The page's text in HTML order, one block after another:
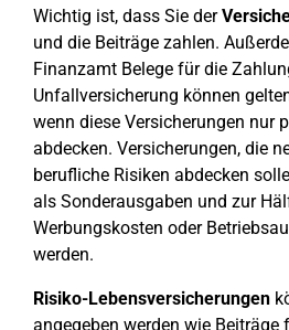
Wichtig ist, dass Sie der
und die Beiträge zahlen.
Finanzamt Belege für die
Unfallversicherung können
wenn diese Versicherungen nur
abdecken. Versicherungen, die
berufliche Risiken abdecken
als Sonderausgaben und zur
Werbungskosten oder
werden.
Risiko-Lebensversicherungen
angegeben werden wie Beiträge